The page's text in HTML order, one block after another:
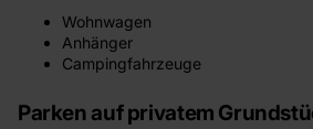
Wohnwagen
Anhänger
Campingfahrzeuge
Parken auf privatem